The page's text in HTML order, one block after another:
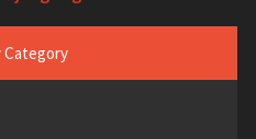
Category